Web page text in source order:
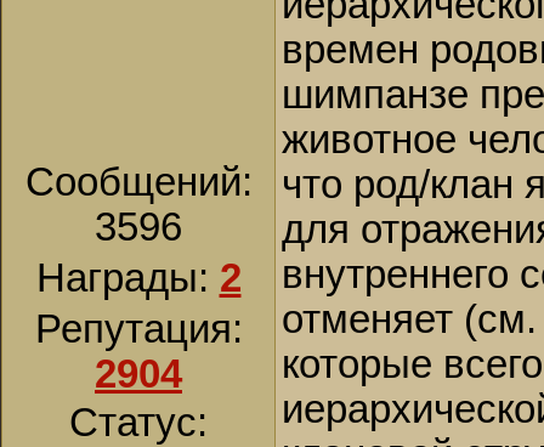
Сообщений:
3596
Награды: 2
Репутация:
2904
Статус:
времен
шимпанзе
животное
что род/клан
для
внутреннего
отменяет
которые